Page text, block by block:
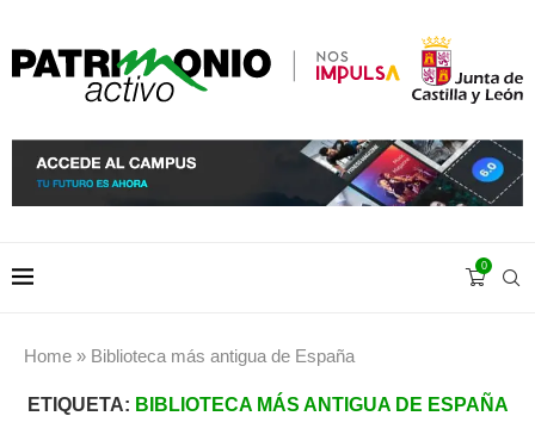
0
Home » Biblioteca más antigua de España
ETIQUETA: BIBLIOTECA MÁS ANTIGUA DE ESPAÑA